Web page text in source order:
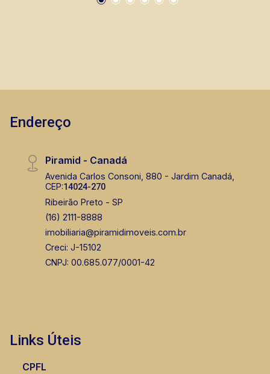
Endereço
Piramid - Canadá
Avenida Carlos Consoni, 880 - Jardim Canadá,
CEP:14024-270
Ribeirão Preto - SP
(16) 2111-8888
imobiliaria@piramidimoveis.com.br
Creci: J-15102
CNPJ: 00.685.077/0001-42
Links Úteis
CPFL